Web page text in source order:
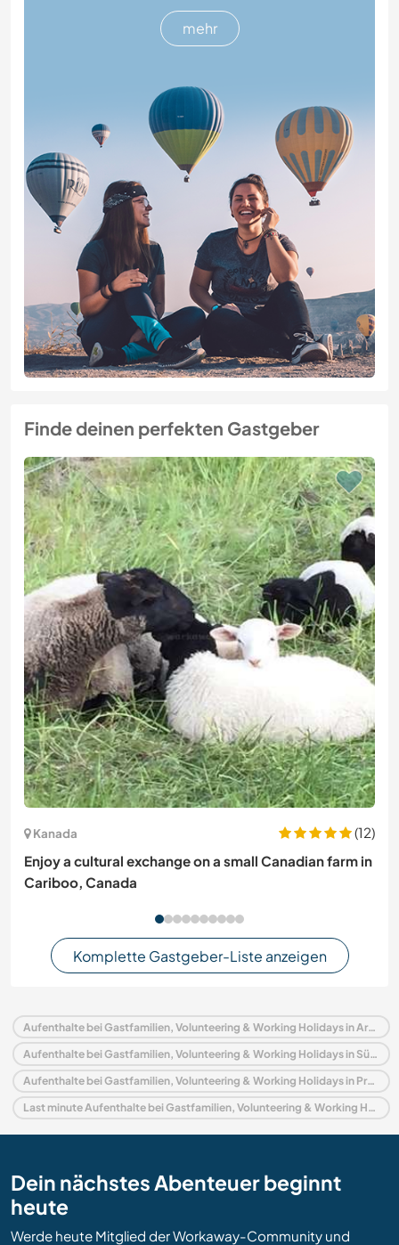
mehr
Finde deinen perfekten Gastgeber
Kanada
(12)
Enjoy a cultural exchange on a small Canadian farm in
Cariboo, Canada
Komplette Gastgeber-Liste anzeigen
Aufenthalte bei Gastfamilien, Volunteering & Working Holidays in Argentinien
Aufenthalte bei Gastfamilien, Volunteering & Working Holidays in Südamerika
Aufenthalte bei Gastfamilien, Volunteering & Working Holidays in Provincia de Buenos Aires
Last minute Aufenthalte bei Gastfamilien, Volunteering & Working Holidays in Argentinien
Dein nächstes Abenteuer beginnt
heute
Werde heute Mitglied der Workaway-Community und